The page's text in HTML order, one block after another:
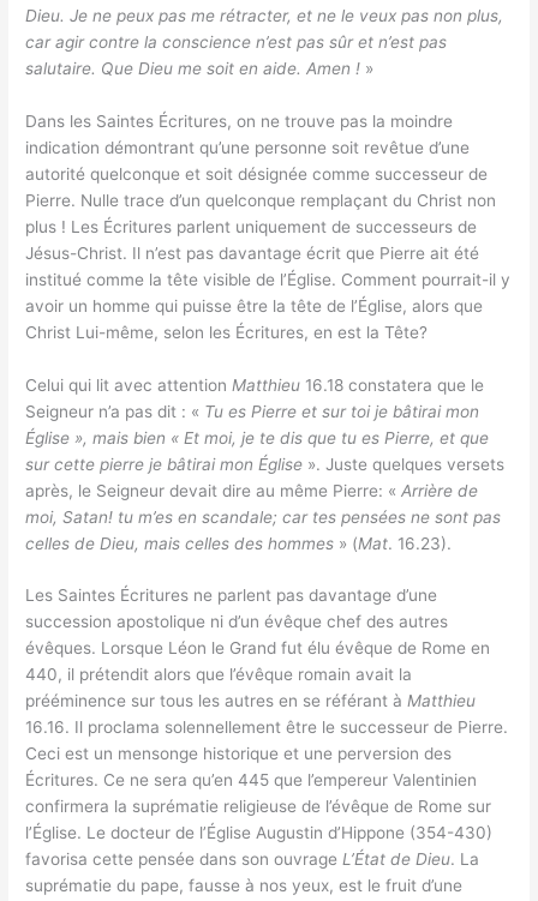
Dieu. Je ne peux pas me rétracter, et ne le veux pas non plus,
car agir contre la conscience n’est pas sûr et n’est pas
salutaire. Que Dieu me soit en aide. Amen ! »
Dans les Saintes Écritures, on ne trouve pas la moindre
indication démontrant qu’une personne soit revêtue d’une
autorité quelconque et soit désignée comme successeur de
Pierre. Nulle trace d’un quelconque remplaçant du Christ non
plus ! Les Écritures parlent uniquement de successeurs de
Jésus-Christ. Il n’est pas davantage écrit que Pierre ait été
institué comme la tête visible de l’Église. Comment pourrait-il y
avoir un homme qui puisse être la tête de l’Église, alors que
Christ Lui-même, selon les Écritures, en est la Tête?
Celui qui lit avec attention Matthieu 16.18 constatera que le
Seigneur n’a pas dit : « Tu es Pierre et sur toi je bâtirai mon
Église », mais bien « Et moi, je te dis que tu es Pierre, et que
sur cette pierre je bâtirai mon Église ». Juste quelques versets
après, le Seigneur devait dire au même Pierre: «Arrière de
moi, Satan! tu m’es en scandale; car tes pensées ne sont pas
celles de Dieu, mais celles des hommes » (Mat. 16.23).
Les Saintes Écritures ne parlent pas davantage d’une
succession apostolique ni d’un évêque chef des autres
évêques. Lorsque Léon le Grand fut élu évêque de Rome en
440, il prétendit alors que l’évêque romain avait la
prééminence sur tous les autres en se référant àMatthieu
16.16. Il proclama solennellement être le successeur de Pierre.
Ceci est un mensonge historique et une perversion des
Écritures. Ce ne sera qu’en 445 que l’empereur Valentinien
confirmera la suprématie religieuse de l’évêque de Rome sur
l’Église. Le docteur de l’Église Augustin d’Hippone (354-430)
favorisa cette pensée dans son ouvrageL’État de Dieu. La
suprématie du pape, fausse à nos yeux, est le fruit d’une